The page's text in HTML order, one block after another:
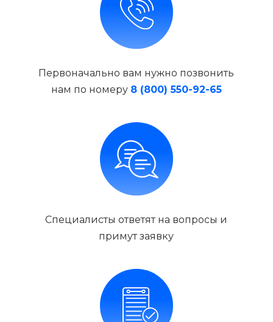
Первоначально вам нужно позвонить
нам по номеру 8 (800) 550-92-65
Специалисты ответят на вопросы и
примут заявку